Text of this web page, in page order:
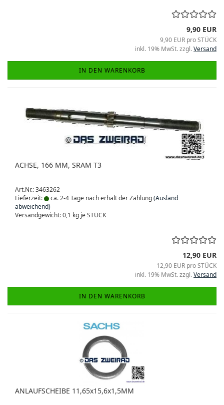
9,90 EUR
9,90 EUR pro STÜCK
inkl. 19% MwSt. zzgl.Versand
IN DEN WARENKORB
ACHSE, 166 MM, SRAM T3
Art.Nr.: 3463262
Lieferzeit:
ca. 2-4 Tage nach erhalt der Zahlung(Ausland
abweichend)
Versandgewicht:0,1 kg je STÜCK
12,90 EUR
12,90 EUR pro STÜCK
inkl. 19% MwSt. zzgl.Versand
IN DEN WARENKORB
ANLAUFSCHEIBE 11,65x15,6x1,5MM